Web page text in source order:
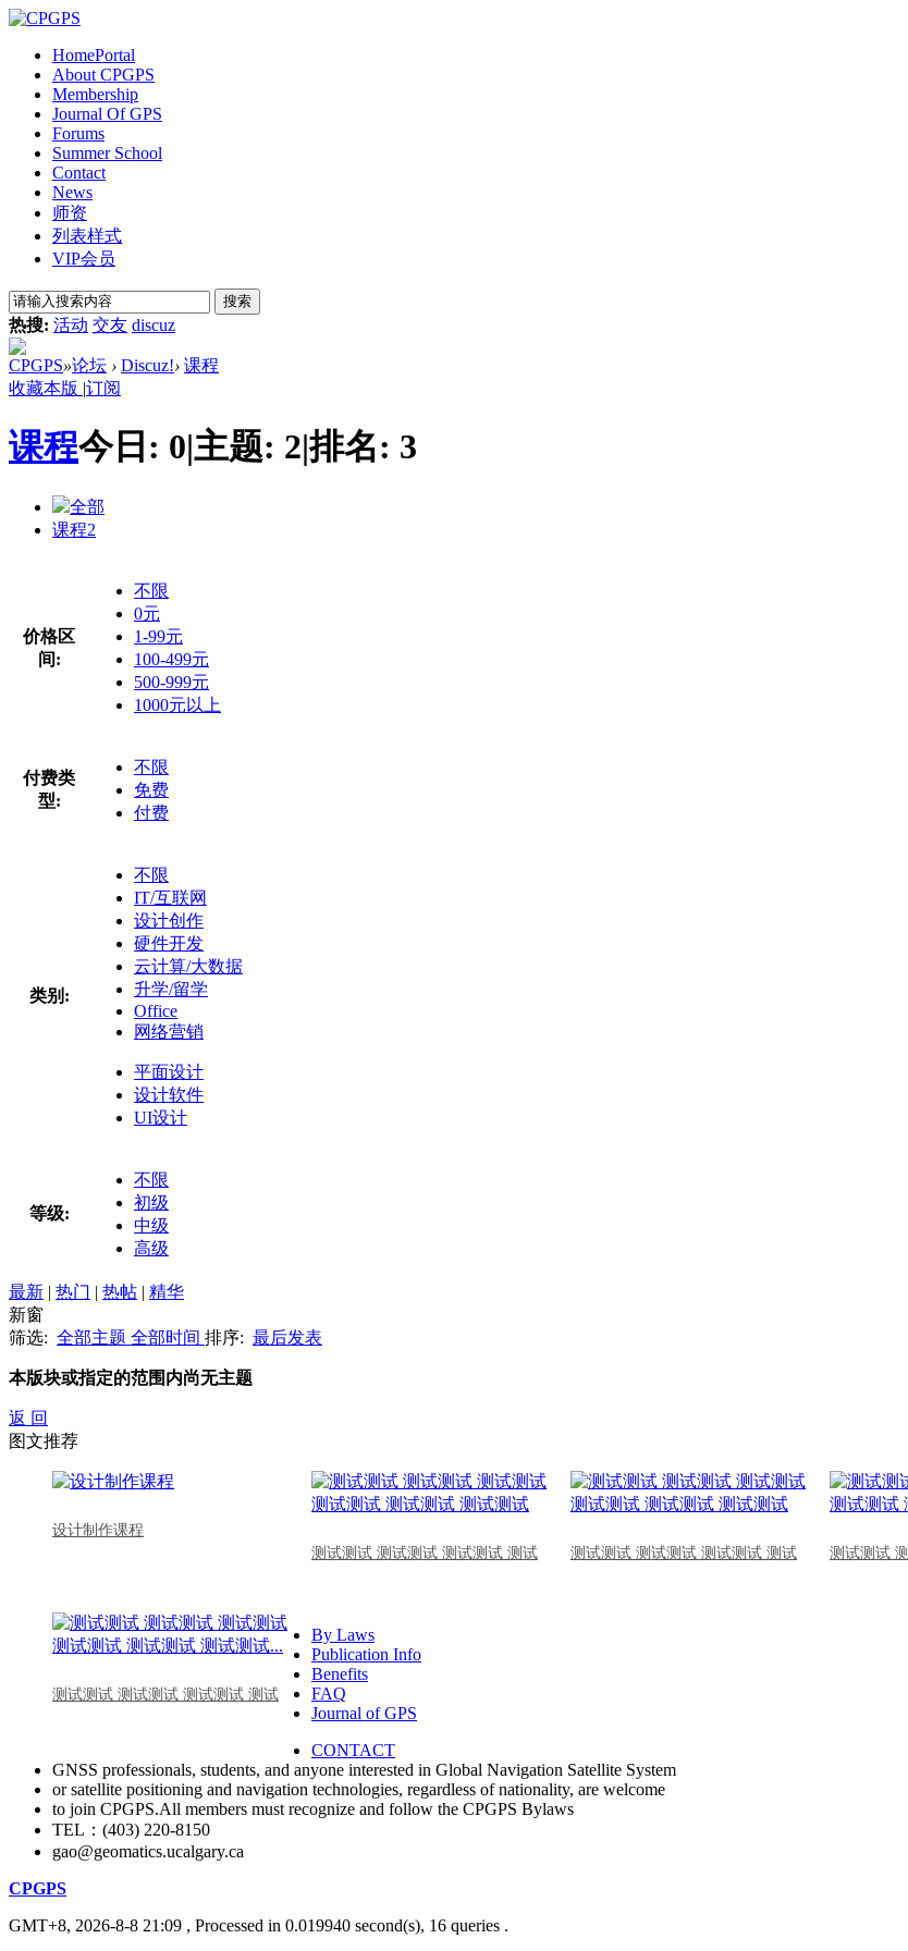
HomePortal
About CPGPS
Membership
Journal Of GPS
Forums
Summer School
Contact
News
师资
列表样式
VIP会员
搜索
热搜: 活动 交友 discuz
CPGPS»论坛 › Discuz!› 课程
收藏本版 |订阅
课程今日: 0|主题: 2|排名: 3
全部
课程2
价格区
间:
不限
0元
1-99元
100-499元
500-999元
1000元以上
付费类
型:
不限
免费
付费
类别:
不限
IT/互联网
设计创作
硬件开发
云计算/大数据
升学/留学
Office
网络营销
平面设计
设计软件
UI设计
等级:
不限
初级
中级
高级
最新 | 热门 | 热帖 | 精华
新窗
筛选: 全部主题 全部时间 排序: 最后发表
本版块或指定的范围内尚无主题
返 回
图文推荐
设计制作课程
测试测试 测试测试 测试测试 测试
测试测试 测试测试 测试测试 测试 测试测试
测试测试 测试测试 测试测试 测试
By Laws
Publication Info
Benefits
FAQ
Journal of GPS
CONTACT
GNSS professionals, students, and anyone interested in Global Navigation Satellite System
or satellite positioning and navigation technologies, regardless of nationality, are welcome
to join CPGPS.All members must recognize and follow the CPGPS Bylaws
TEL：(403) 220-8150
gao@geomatics.ucalgary.ca
CPGPS
GMT+8, 2026-8-8 21:09 , Processed in 0.019940 second(s), 16 queries .